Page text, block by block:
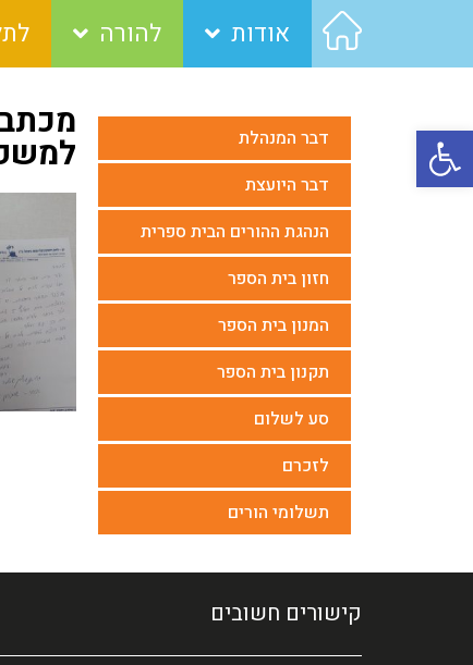
פתח סרגל נגישות
אודות להורה
דבר המנהלת
דבר היועצת
הנהגת ההורים הבית ספרית
חזון בית הספר
המנון בית הספר
תקנון בית הספר
סע לשלום
לזכרם
תשלומי הורים
קישורים חשובים